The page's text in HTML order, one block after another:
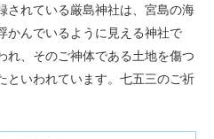
されている厳島神社は、宮島の海
かんでいるように見える神社で
れ、そのご神体である土地を傷つ
といわれています。七五三のご祈